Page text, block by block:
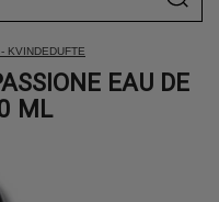
KVINDEDUFTE
EAU DE
ML